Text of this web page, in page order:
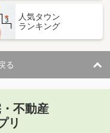
人気タウン
ランキング
る
不動産
リ